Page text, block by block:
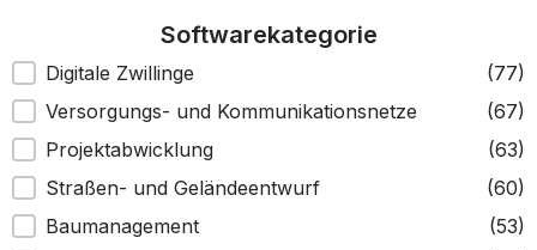
Softwarekategorie
Softwarekategorie
Digitale Zwillinge
(77)
Versorgungs- und Kommunikationsnetze
(67)
Projektabwicklung
(63)
Straßen- und Geländeentwurf
(60)
Baumanagement
(53)